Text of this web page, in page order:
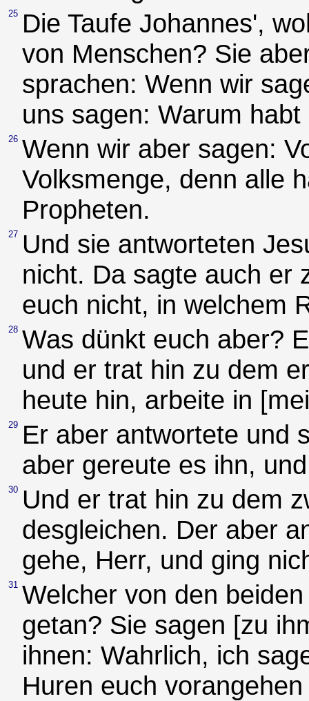
25 Die Taufe Johannes',
von Menschen? Sie
sprachen: Wenn wir
uns sagen: Warum
26 Wenn wir aber sagen:
Volksmenge, denn alle
Propheten.
27 Und sie antworteten
nicht. Da sagte auch er
euch nicht, in welchem
28 Was dünkt euch aber?
und er trat hin zu dem
heute hin, arbeite in
29 Er aber antwortete und
aber gereute es ihn,
30 Und er trat hin zu dem
desgleichen. Der aber
gehe, Herr, und ging
31 Welcher von den
getan? Sie sagen [zu
ihnen: Wahrlich, ich
Huren euch